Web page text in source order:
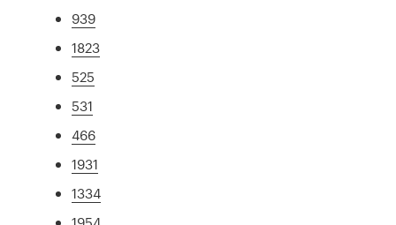
939
1823
525
531
466
1931
1334